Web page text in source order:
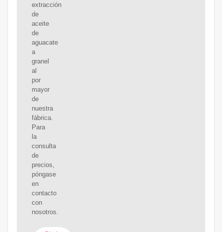
extracción
de
aceite
de
aguacate
a
granel
al
por
mayor
de
nuestra
fábrica.
Para
la
consulta
de
precios,
póngase
en
contacto
con
nosotros.